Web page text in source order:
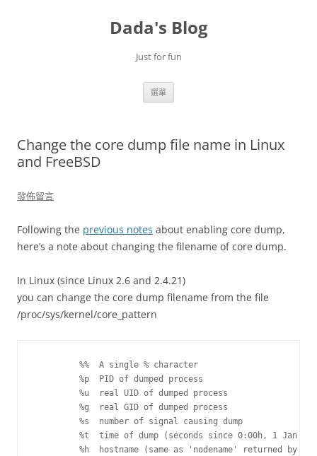
Dada's Blog
Just for fun
選單
Change the core dump file name in Linux
and FreeBSD
發佈留言
Following the previous notes about enabling core dump,
here’s a note about changing the filename of core dump.
In Linux (since Linux 2.6 and 2.4.21)
you can change the core dump filename from the file
/proc/sys/kernel/core_pattern
         %%  A single % character
         %p  PID of dumped process
         %u  real UID of dumped process
         %g  real GID of dumped process
         %s  number of signal causing dump
%t  time of dump (seconds since 0:00h, 1 Jan
%h  hostname (same as 'nodename' returned by